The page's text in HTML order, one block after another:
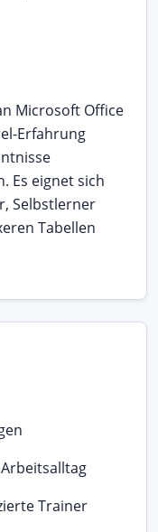
Microsoft Office
Erfahrung
Es eignet sich
Selbstlerner
Tabellen
Trainer